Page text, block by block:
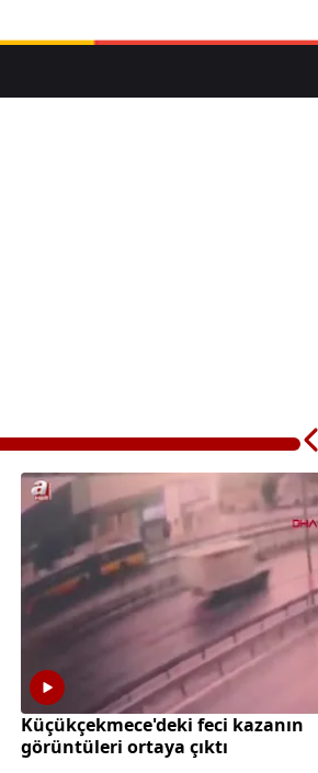
Küçükçekmece'deki feci kazanın
görüntüleri ortaya çıktı